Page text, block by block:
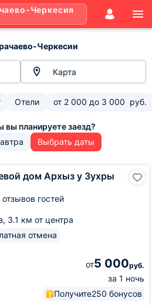
Черкесия
Черкесии
Карта
Отели от 2 000 до 3 000 руб.
Выбрать даты
дом Архыз у Зухры
отзывов гостей
3.1 км от центра
отмена
от5 000руб.
за 1 ночь
Получите250 бонусов